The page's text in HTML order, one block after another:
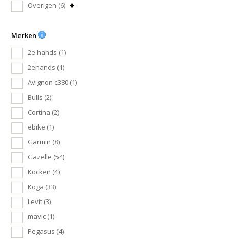
Overigen (6)
Merken
2e hands (1)
2ehands (1)
Avignon c380 (1)
Bulls (2)
Cortina (2)
ebike (1)
Garmin (8)
Gazelle (54)
Kocken (4)
Koga (33)
Levit (3)
mavic (1)
Pegasus (4)